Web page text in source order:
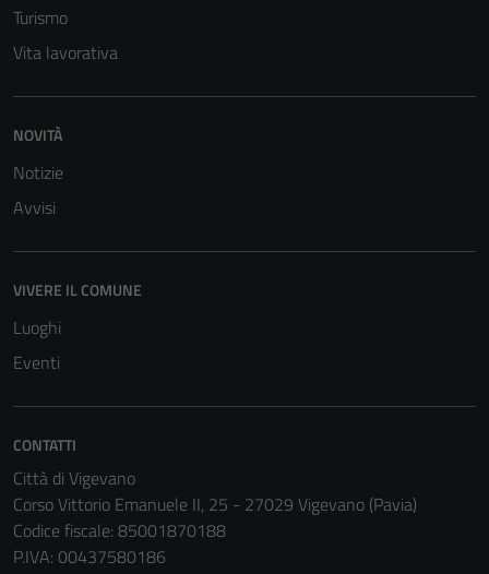
Turismo
Vita lavorativa
NOVITÀ
Notizie
Avvisi
VIVERE IL COMUNE
Luoghi
Eventi
CONTATTI
Città di Vigevano
Corso Vittorio Emanuele II, 25 - 27029 Vigevano (Pavia)
Codice fiscale: 85001870188
P.IVA: 00437580186